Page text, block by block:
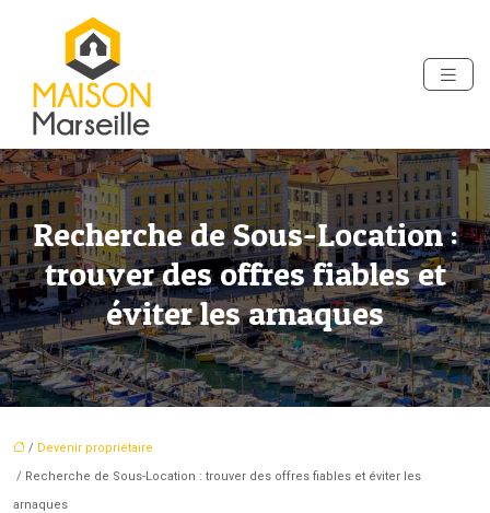
Recherche de Sous-Location :
trouver des offres fiables et
éviter les arnaques
/ Devenir propriétaire
/ Recherche de Sous-Location : trouver des offres fiables et éviter les
arnaques